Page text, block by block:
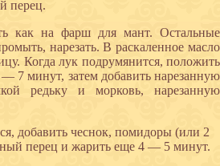
перец.
как на фарш для мант. Остальные
нарезать. В раскаленное масло
Когда лук подрумянится, положить
7 минут, затем добавить нарезанную
редьку и морковь, нарезанную
добавить чеснок, помидоры (или 2
перец и жарить еще 4 — 5 минут.